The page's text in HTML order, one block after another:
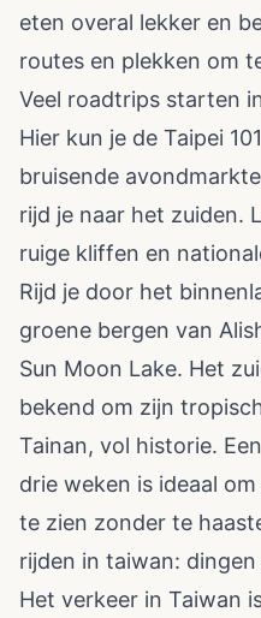
eten overal lekker en
routes en plekken om
Veel roadtrips starten
Hier kun je de Taipei
bruisende
rijd je naar het zuiden.
ruige kliffen en
Rijd je door het
groene bergen van
Sun Moon Lake. Het
bekend om zijn
Tainan, vol historie.
drie weken is ideaal
te zien zonder te
rijden in taiwan:
Het verkeer in Taiwan